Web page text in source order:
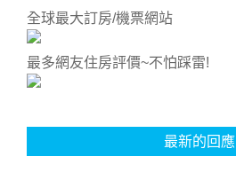
全球最大訂房/機票網站
最多網友住房評價~不怕踩雷!
最新的回應